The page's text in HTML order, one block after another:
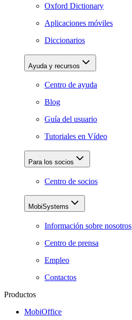
Oxford Dictionary
Aplicaciones móviles
Diccionarios
Ayuda y recursos
Centro de ayuda
Blog
Guía del usuario
Tutoriales en Vídeo
Para los socios
Centro de socios
MobiSystems
Información sobre nosotros
Centro de prensa
Empleo
Contactos
Productos
MobiOffice